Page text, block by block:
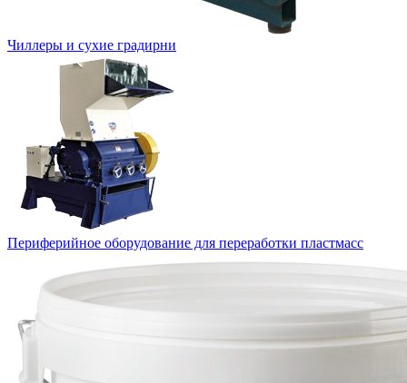
Чиллеры и сухие градирни
Периферийное оборудование для переработки пластмасс